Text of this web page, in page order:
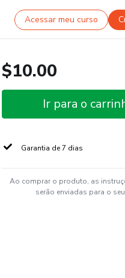
Acessar meu curso
$10.00
Ir para o
Garantia de 7 dias
Ao comprar o produto, as
serão enviadas para o